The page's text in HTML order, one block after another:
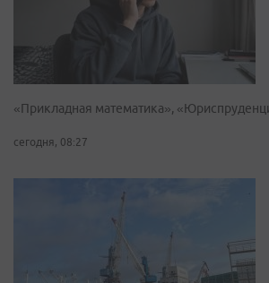
«Прикладная математика»,
сегодня, 08:27